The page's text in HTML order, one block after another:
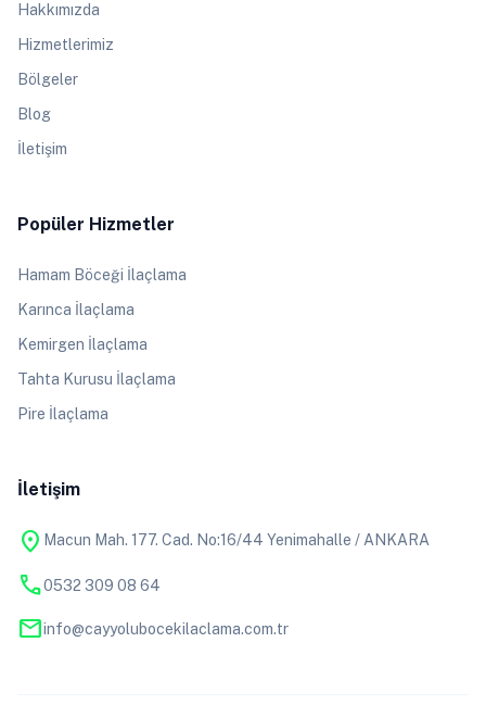
Hakkımızda
Hizmetlerimiz
Bölgeler
Blog
İletişim
Popüler Hizmetler
Hamam Böceği İlaçlama
Karınca İlaçlama
Kemirgen İlaçlama
Tahta Kurusu İlaçlama
Pire İlaçlama
İletişim
location_on Macun Mah. 177. Cad. No:16/44 Yenimahalle / ANKARA
phone0532 309 08 64
mailinfo@cayyolubocekilaclama.com.tr